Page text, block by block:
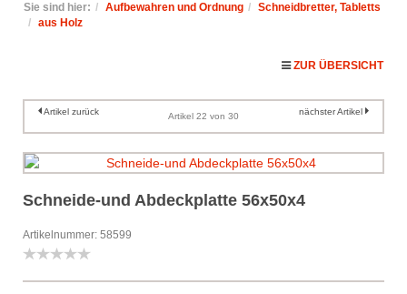
Sie sind hier: Aufbewahren und Ordnung
Schneidbretter, Tabletts
aus Holz
ZUR ÜBERSICHT
Artikel zurück Artikel 22 von 30 nächster Artikel
Schneide-und Abdeckplatte 56x50x4
Artikelnummer: 58599